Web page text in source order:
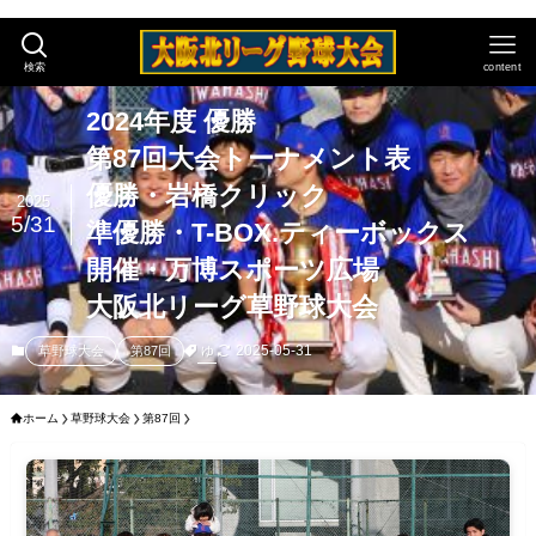
検索 content
2024年度 優勝
第87回大会トーナメント表
優勝・岩橋クリック
準優勝・T-BOX.ティーボックス
開催・万博スポーツ広場
大阪北リーグ草野球大会
2025
5/31
草野球大会 第87回 ゆ 2025-05-31
ホーム 草野球大会 第87回